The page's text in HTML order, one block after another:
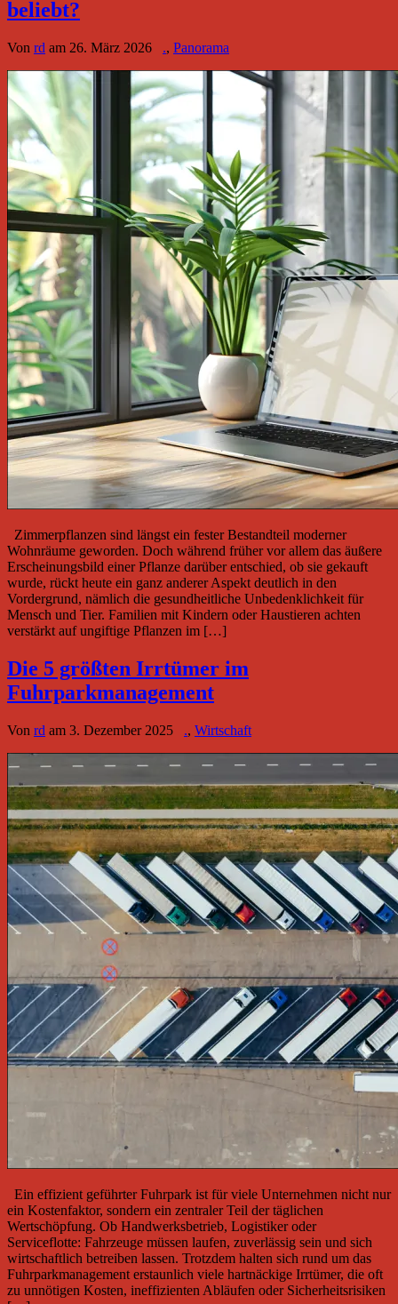
beliebt?
Von rd am 26. März 2026 ., Panorama
Zimmerpflanzen sind längst ein fester Bestandteil moderner
Wohnräume geworden. Doch während früher vor allem das äußere
Erscheinungsbild einer Pflanze darüber entschied, ob sie gekauft
wurde, rückt heute ein ganz anderer Aspekt deutlich in den
Vordergrund, nämlich die gesundheitliche Unbedenklichkeit für
Mensch und Tier. Familien mit Kindern oder Haustieren achten
verstärkt auf ungiftige Pflanzen im […]
Die 5 größten Irrtümer im
Fuhrparkmanagement
Von rd am 3. Dezember 2025 ., Wirtschaft
Ein effizient geführter Fuhrpark ist für viele Unternehmen nicht nur
ein Kostenfaktor, sondern ein zentraler Teil der täglichen
Wertschöpfung. Ob Handwerksbetrieb, Logistiker oder
Serviceflotte: Fahrzeuge müssen laufen, zuverlässig sein und sich
wirtschaftlich betreiben lassen. Trotzdem halten sich rund um das
Fuhrparkmanagement erstaunlich viele hartnäckige Irrtümer, die oft
zu unnötigen Kosten, ineffizienten Abläufen oder Sicherheitsrisiken